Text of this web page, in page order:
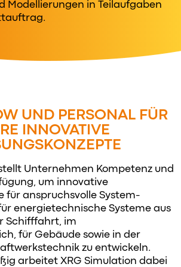
Modellierungen in Teilaufgaben
UND PERSONAL FÜR
INNOVATIVE
Unternehmen Kompetenz und
um innovative
für anspruchsvolle System-
energietechnische Systeme aus
Schifffahrt, im
für Gebäude sowie in der
zu entwickeln.
arbeitet XRG Simulation dabei